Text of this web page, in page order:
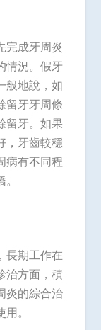
完成牙周炎
情況。假牙
般地說，如
留牙牙周條
留牙。如果
，牙齒較穩
病有不同程
長期工作在
治方面，積
炎的綜合治
。